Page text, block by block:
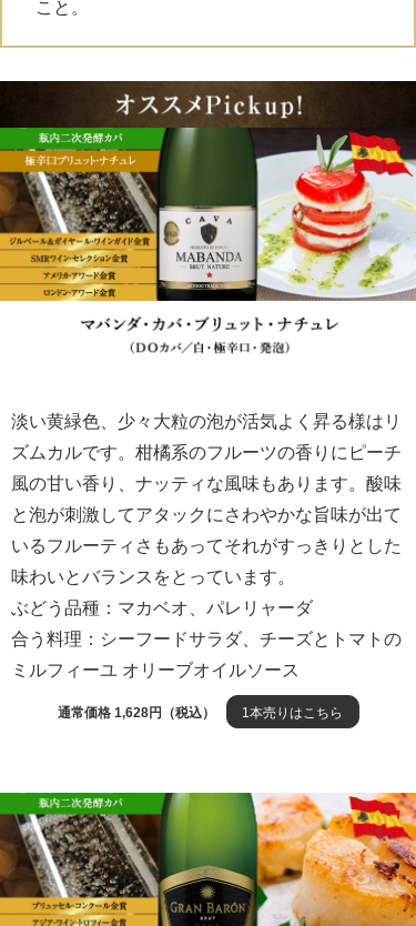
こと。
淡い黄緑色、少々大粒の泡が活気よく昇る様はリ
ズムカルです。柑橘系のフルーツの香りにピーチ
風の甘い香り、ナッティな風味もあります。酸味
と泡が刺激してアタックにさわやかな旨味が出て
いるフルーティさもあってそれがすっきりとした
味わいとバランスをとっています。
ぶどう品種：マカベオ、パレリャーダ
合う料理：シーフードサラダ、チーズとトマトの
ミルフィーユ オリーブオイルソース
通常価格 1,628円（税込） 1本売りはこちら